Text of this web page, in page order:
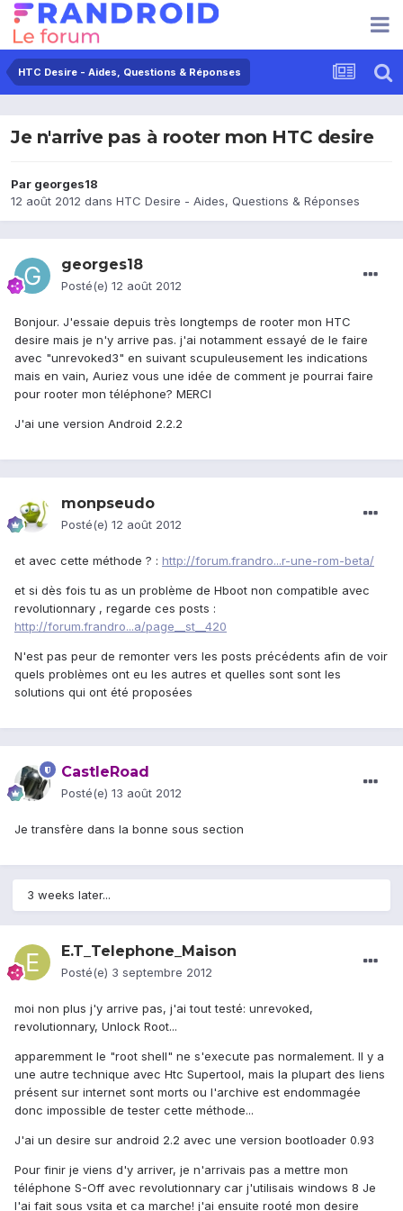
HTC Desire - Aides, Questions & Réponses
Je n'arrive pas à rooter mon HTC desire
Par georges18
12 août 2012 dans HTC Desire - Aides, Questions & Réponses
georges18
Posté(e) 12 août 2012
Bonjour. J'essaie depuis très longtemps de rooter mon HTC
desire mais je n'y arrive pas. j'ai notamment essayé de le faire
avec "unrevoked3" en suivant scupuleusement les indications
mais en vain, Auriez vous une idée de comment je pourrai faire
pour rooter mon téléphone? MERCI
J'ai une version Android 2.2.2
monpseudo
Posté(e) 12 août 2012
et avec cette méthode ? : http://forum.frandro...r-une-rom-beta/
et si dès fois tu as un problème de Hboot non compatible avec
revolutionnary , regarde ces posts :
http://forum.frandro...a/page__st__420
N'est pas peur de remonter vers les posts précédents afin de voir
quels problèmes ont eu les autres et quelles sont sont les
solutions qui ont été proposées
CastleRoad
Posté(e) 13 août 2012
Je transfère dans la bonne sous section
3 weeks later...
E.T_Telephone_Maison
Posté(e) 3 septembre 2012
moi non plus j'y arrive pas, j'ai tout testé: unrevoked,
revolutionnary, Unlock Root...
apparemment le "root shell" ne s'execute pas normalement. Il y a
une autre technique avec Htc Supertool, mais la plupart des liens
présent sur internet sont morts ou l'archive est endommagée
donc impossible de tester cette méthode...
J'ai un desire sur android 2.2 avec une version bootloader 0.93
Pour finir je viens d'y arriver, je n'arrivais pas a mettre mon
téléphone S-Off avec revolutionnary car j'utilisais windows 8 Je
l'ai fait sous vsita et ca marche! j'ai ensuite rooté mon desire